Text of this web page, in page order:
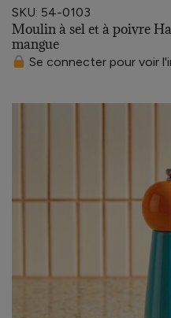
SKU: 54-0103
Moulin à sel et à poivre
mangue
Se connecter pour voir